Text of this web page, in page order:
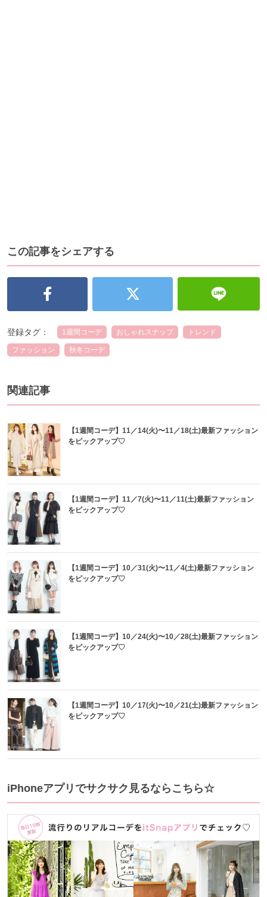
この記事をシェアする
登録タグ： 1週間コーデ おしゃれスナップ トレンド
ファッション 秋冬コーデ
関連記事
【1週間コーデ】11／14(火)〜11／18(土)最新ファッション
をピックアップ♡
【1週間コーデ】11／7(火)〜11／11(土)最新ファッション
をピックアップ♡
【1週間コーデ】10／31(火)〜11／4(土)最新ファッション
をピックアップ♡
【1週間コーデ】10／24(火)〜10／28(土)最新ファッション
をピックアップ♡
【1週間コーデ】10／17(火)〜10／21(土)最新ファッション
をピックアップ♡
iPhoneアプリでサクサク見るならこちら☆